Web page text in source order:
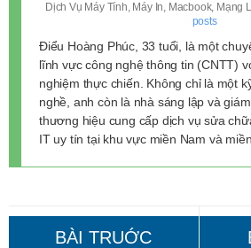
Dịch Vụ Máy Tính, Máy In, Macbook, Mạng
posts
Điểu Hoàng Phúc, 33 tuổi, là một
lĩnh vực công nghệ thông tin (CNTT)
nghiệm thực chiến. Không chỉ là một
nghề, anh còn là nhà sáng lập và
thương hiệu cung cấp dịch vụ sửa
IT uy tín tại khu vực miền Nam và